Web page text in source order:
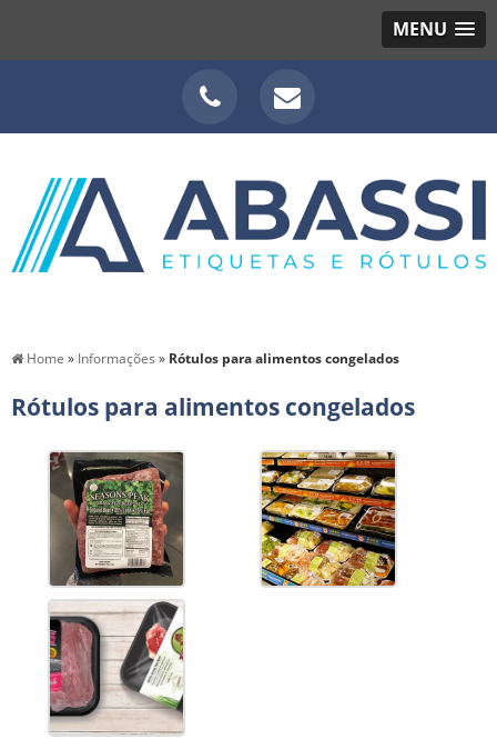
MENU
Home » Informações » Rótulos para alimentos congelados
Rótulos para alimentos congelados